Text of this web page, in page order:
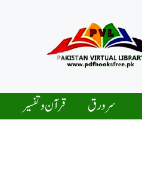
سرورق قرآن و تفسیر